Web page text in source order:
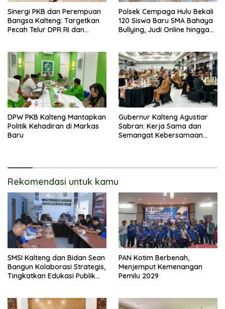
Sinergi PKB dan Perempuan
Bangsa Kalteng: Targetkan
Pecah Telur DPR RI dan
Polsek Cempaga Hulu Bekali
120 Siswa Baru SMA Bahaya
Bullying, Judi Online hingga
DPW PKB Kalteng Mantapkan
Politik Kehadiran di Markas
Baru
Gubernur Kalteng Agustiar
Sabran: Kerja Sama dan
Semangat Kebersamaan
Rekomendasi untuk kamu
SMSI Kalteng dan Bidan Sean
Bangun Kolaborasi Strategis,
Tingkatkan Edukasi Publik
PAN Kotim Berbenah,
Menjemput Kemenangan
Pemilu 2029